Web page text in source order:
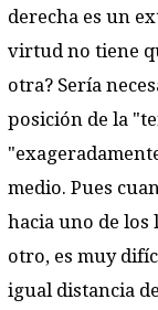
derecha es un
virtud no tiene
otra? Sería
posición de la
medio. Pues
hacia uno de los
otro, es muy
igual distancia